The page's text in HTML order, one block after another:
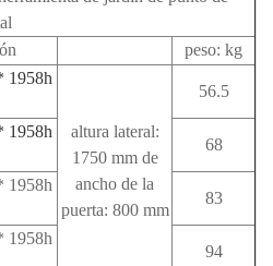
peso: kg
1958h
altura lateral:
1750 mm de
ancho de la
puerta: 800 mm
56.5
1958h
68
1958h
83
1958h
94